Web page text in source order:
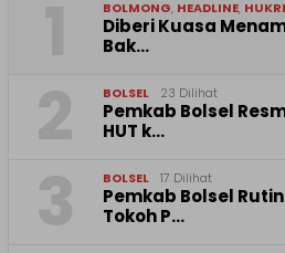
BOLMONG, HEADLINE,
Diberi Kuasa
Bak…
BOLSEL 23 Dilihat
Pemkab Bolsel
HUT k…
BOLSEL 17 Dilihat
Pemkab Bolsel
Tokoh P…